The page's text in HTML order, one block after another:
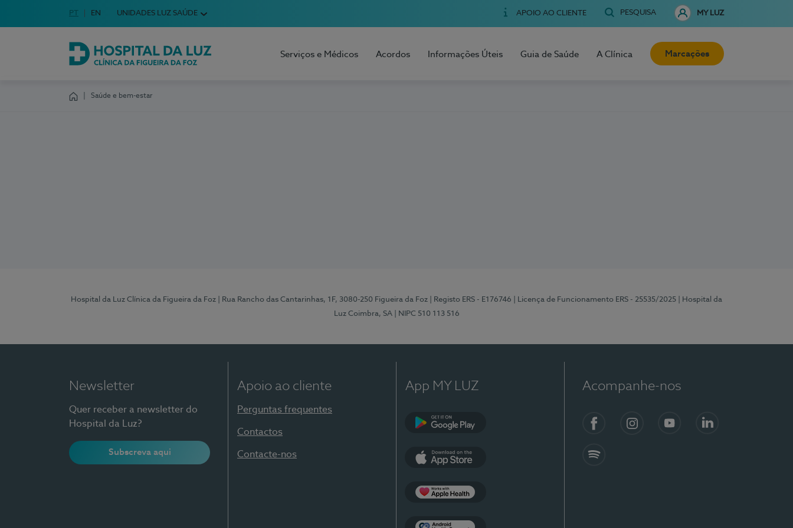
Escolha o seu idioma
Idioma em Português
PT English Language
EN UNIDADES LUZ SAÚDE APOIO AO CLIENTE PESQUISA MY LUZ
Hospital da Luz Clínica da Figueira da Foz
Serviços e Médicos Acordos Informações Úteis Guia de Saúde A Clínica Marcações
Saúde e bem-estar
Hospital da Luz Clínica da Figueira da Foz | Rua Rancho das Cantarinhas, 1F, 3080-250 Figueira da Foz | Registo ERS - E176746 | Licença de Funcionamento ERS - 25535/2025
| Hospital da
Luz Coimbra, SA
| NIPC 510 113 516
Newsletter
Quer receber a newsletter do
Hospital da Luz?
Subscreva aqui
Apoio ao cliente
Perguntas frequentes
Contactos
Contacte-nos
App MY LUZ Acompanhe-nos